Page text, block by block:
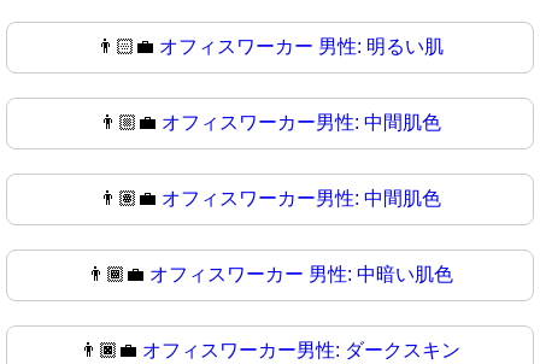
👨🏻‍💼 オフィスワーカー 男性: 明るい肌
👨🏼‍💼 オフィスワーカー男性: 中間肌色
👨🏽‍💼 オフィスワーカー男性: 中間肌色
👨🏾‍💼 オフィスワーカー 男性: 中暗い肌色
👨🏿‍💼 オフィスワーカー男性: ダークスキン